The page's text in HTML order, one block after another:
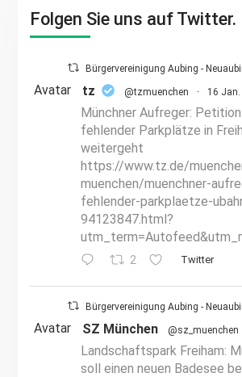
Folgen Sie uns auf Twitter.
Bürgervereinigung Aubing -
Avatar tz @tzmuenchen · 16 Jan.
Münchner Aufreger:
fehlender Parkplätze in
weitergeht
https://www.tz.de/
muenchen/muenchner-
fehlender-parkplaetze-
94123847.html?
2 Twitter
Bürgervereinigung Aubing -
Avatar SZ München @sz_muenchen
Landschaftspark Freiham:
soll einen neuen Badesee